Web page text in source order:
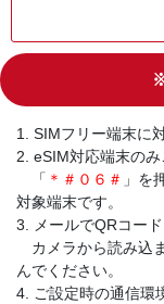
1. SIMフリー端末に
2. eSIM対応端末のみ
「 ＊＃０６＃ 」を
対象端末です。
3. メールでQRコード
カメラから読み込
んでください。
4. ご設定時の通信環